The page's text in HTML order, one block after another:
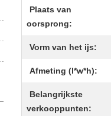
Plaats van
oorsprong:
Vorm van het ijs:
Afmeting (l*w*h):
Belangrijkste
verkooppunten: